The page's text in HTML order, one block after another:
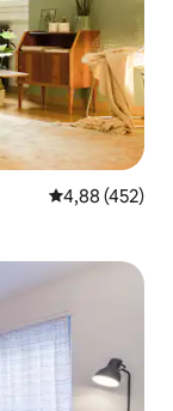
Prosječna
4,88 (452)
gosti”